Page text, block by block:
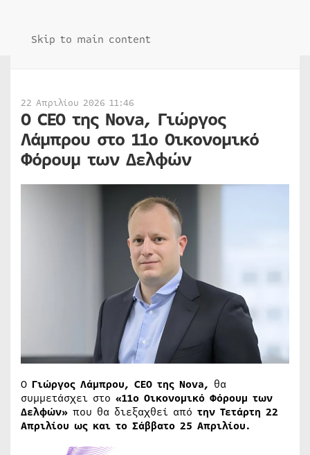
Skip to main content
22 Απριλίου 2026 11:46
O CEO της Nova, Γιώργος
Λάμπρου στο 11ο Οικονομικό
Φόρουμ των Δελφών
Ο Γιώργος Λάμπρου, CEO της Nova, θα
συμμετάσχει στο «11ο Οικονομικό Φόρουμ των
Δελφών» που θα διεξαχθεί από την Τετάρτη 22
Απριλίου ως και το Σάββατο 25 Απριλίου.